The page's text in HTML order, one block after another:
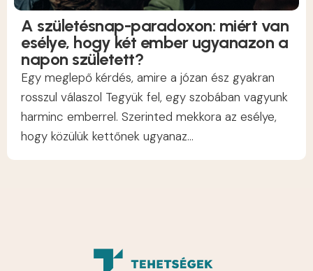
A születésnap-paradoxon: miért van
esélye, hogy két ember ugyanazon a
napon született?
Egy meglepő kérdés, amire a józan ész gyakran
rosszul válaszol Tegyük fel, egy szobában vagyunk
harminc emberrel. Szerinted mekkora az esélye,
hogy közülük kettőnek ugyanaz...